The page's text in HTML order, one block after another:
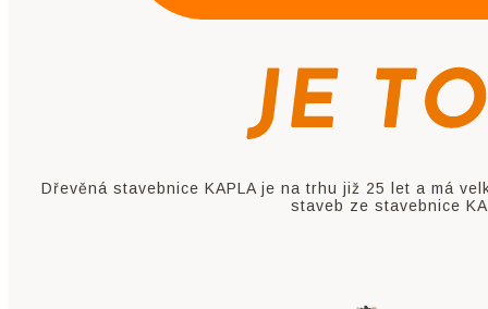
Dřevěná stavebnice KAPLA je na trhu již 25 let a má
staveb ze stavebnice